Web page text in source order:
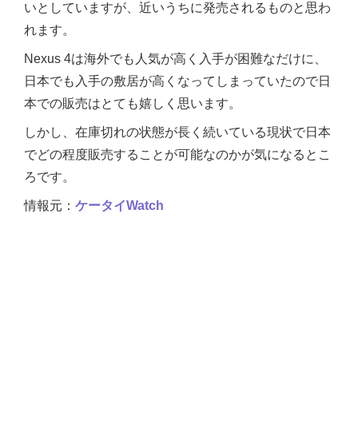
いとしていますが、近いうちに発売されるものと思わ
れます。
Nexus 4は海外でも人気が高く入手が困難なだけに、
日本でも入手の敷居が高くなってしまっていたので日
本での販売はとても嬉しく思います。
しかし、在庫切れの状態が長く続いている現状で日本
でどの程度販売することが可能なのかが気になるとこ
ろです。
情報元： ケータイWatch